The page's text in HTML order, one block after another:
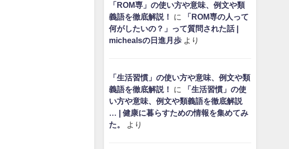
「ROM専」の使い方や意味、例文や類
義語を徹底解説！
に
「ROM専の人って
何がしたいの？」って質問された話 |
michealsの日進月歩より
「生活習慣」の使い方や意味、例文や類
義語を徹底解説！
に
「生活習慣」の使
い方や意味、例文や類義語を徹底解説
… | 健康に暮らすための情報を集めてみ
た。
より